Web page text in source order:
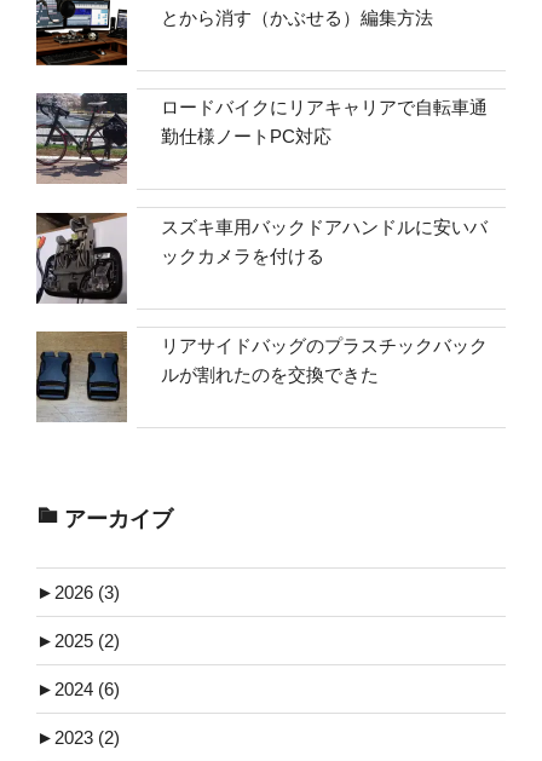
とから消す（かぶせる）編集方法
ロードバイクにリアキャリアで自転車通
勤仕様ノートPC対応
スズキ車用バックドアハンドルに安いバ
ックカメラを付ける
リアサイドバッグのプラスチックバック
ルが割れたのを交換できた
アーカイブ
► 2026 (3)
► 2025 (2)
► 2024 (6)
► 2023 (2)